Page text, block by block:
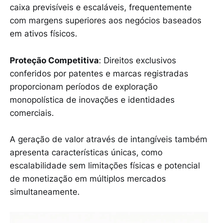
caixa previsíveis e escaláveis, frequentemente
com margens superiores aos negócios baseados
em ativos físicos.
Proteção Competitiva: Direitos exclusivos
conferidos por patentes e marcas registradas
proporcionam períodos de exploração
monopolística de inovações e identidades
comerciais.
A geração de valor através de intangíveis também
apresenta características únicas, como
escalabilidade sem limitações físicas e potencial
de monetização em múltiplos mercados
simultaneamente.